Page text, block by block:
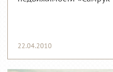
22.04.2010